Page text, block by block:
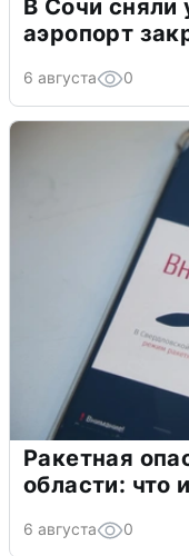
В Сочи сняли
аэропорт
6 августа 0
Ракетная
области: что
6 августа 0